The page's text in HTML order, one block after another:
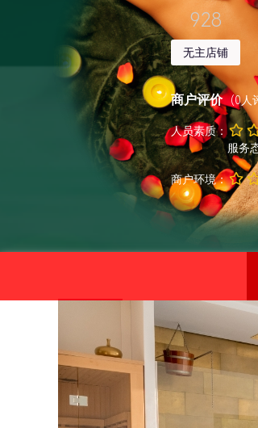
928
无主店铺
商户评价 (0人
人员素质：
服务
商户环境：